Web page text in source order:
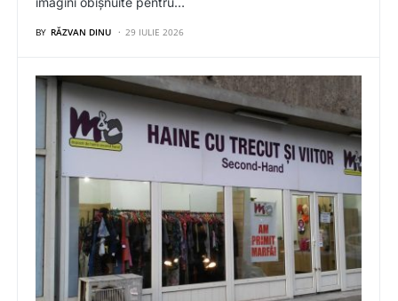
BY RĂZVAN DINU 29 IULIE 2026